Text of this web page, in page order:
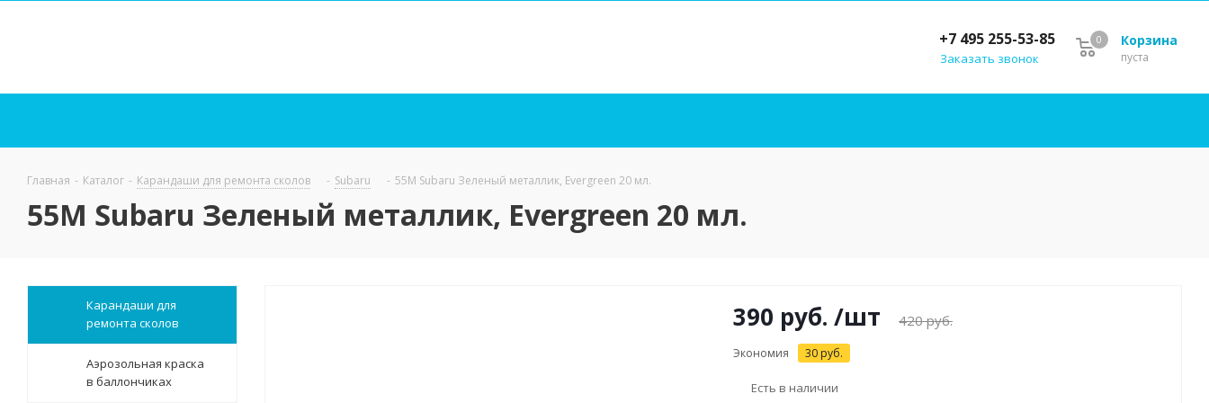
Корзина
пуста
0
+7 495 255-53-85
Заказать звонок
Главная - Каталог - Карандаши для ремонта сколов - Subaru - 55M Subaru Зеленый металлик, Evergreen 20 мл.
55M Subaru Зеленый металлик, Evergreen 20 мл.
390 руб. /шт 420руб.
Экономия 30 руб.
Есть в наличии
Карандаши для
ремонта сколов
Аэрозольная краска
в баллончиках